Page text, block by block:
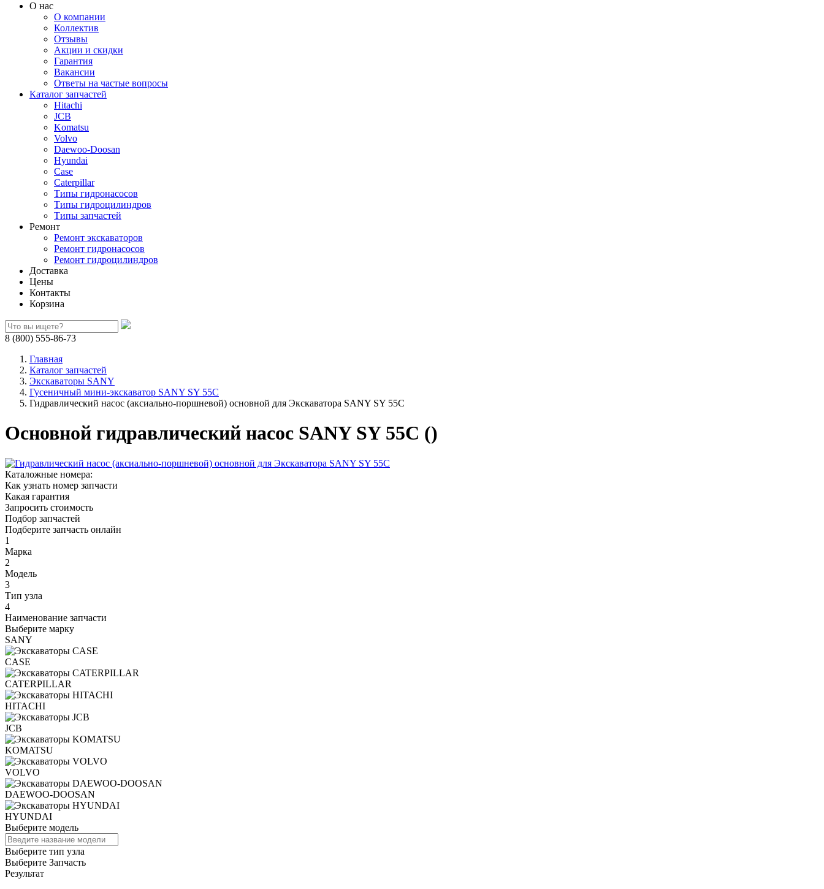
О нас
О компании
Коллектив
Отзывы
Акции и скидки
Гарантия
Вакансии
Ответы на частые вопросы
Каталог запчастей
Hitachi
JCB
Komatsu
Volvo
Daewoo-Doosan
Hyundai
Case
Caterpillar
Типы гидронасосов
Типы гидроцилиндров
Типы запчастей
Ремонт
Ремонт экскаваторов
Ремонт гидронасосов
Ремонт гидроцилиндров
Доставка
Цены
Контакты
Корзина
8 (800) 555-86-73
Главная
Каталог запчастей
Экскаваторы SANY
Гусеничный мини-экскаватор SANY SY 55C
Гидравлический насос (аксиально-поршневой) основной для Экскаватора SANY SY 55C
Основной гидравлический насос SANY SY 55C ()
Каталожные номера:
Как узнать номер запчасти
Какая гарантия
Запросить стоимость
Подбор запчастей
Подберите запчасть онлайн
1
Марка
2
Модель
3
Тип узла
4
Наименование запчасти
Выберите марку
SANY
CASE
CATERPILLAR
HITACHI
JCB
KOMATSU
VOLVO
DAEWOO-DOOSAN
HYUNDAI
Выберите модель
Выберите тип узла
Выберите Запчасть
Результат